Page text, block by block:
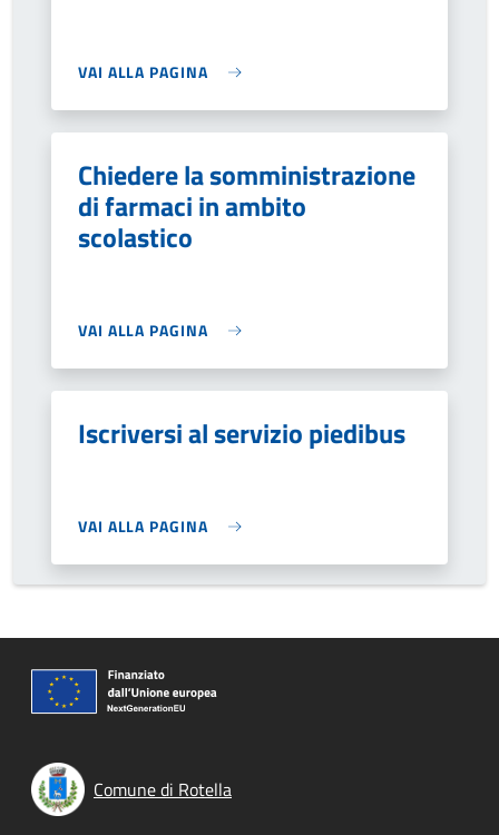
VAI ALLA PAGINA
Chiedere la somministrazione
di farmaci in ambito
scolastico
VAI ALLA PAGINA
Iscriversi al servizio piedibus
VAI ALLA PAGINA
Comune di Rotella